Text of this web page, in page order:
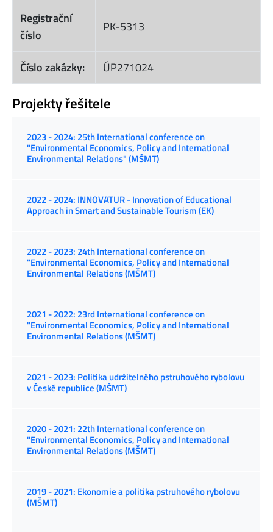
Registrační
číslo
PK-5313
Číslo zakázky: ÚP271024
Projekty řešitele
2023 - 2024: 25th International conference on
"Environmental Economics, Policy and International
Environmental Relations" (MŠMT)
2022 - 2024: INNOVATUR - Innovation of Educational
Approach in Smart and Sustainable Tourism (EK)
2022 - 2023: 24th International conference on
"Environmental Economics, Policy and International
Environmental Relations (MŠMT)
2021 - 2022: 23rd International conference on
"Environmental Economics, Policy and International
Environmental Relations (MŠMT)
2021 - 2023: Politika udržitelného pstruhového rybolovu
v České republice (MŠMT)
2020 - 2021: 22th International conference on
"Environmental Economics, Policy and International
Environmental Relations (MŠMT)
2019 - 2021: Ekonomie a politika pstruhového rybolovu
(MŠMT)